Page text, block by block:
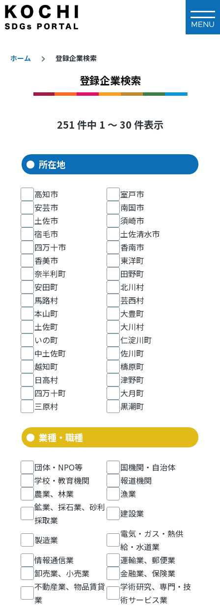
メインコンテンツに移動
ホーム 登録企業検索
登録企業検索
251 件中 1 ～ 30 件表示
所在地
高知市
室戸市
安芸市
南国市
土佐市
須崎市
宿毛市
土佐清水市
四万十市
香南市
香美市
東洋町
奈半利町
田野町
安田町
北川村
馬路村
芸西村
本山町
大豊町
土佐町
大川村
いの町
仁淀川町
中土佐町
佐川町
越知町
檮原町
日高村
津野町
四万十町
大月町
三原村
黒潮町
業種・職種
団体・NPO等
国機関・自治体
学校・教育機関
報道機関
農業、林業
漁業
鉱業、採石業、砂利
採取業
建設業
製造業
電気・ガス・熱供
給・水道業
情報通信業
運輸業、郵便業
卸売業、小売業
金融業、保険業
不動産業、物品賃貸
業
学術研究、専門・技
術サービス業